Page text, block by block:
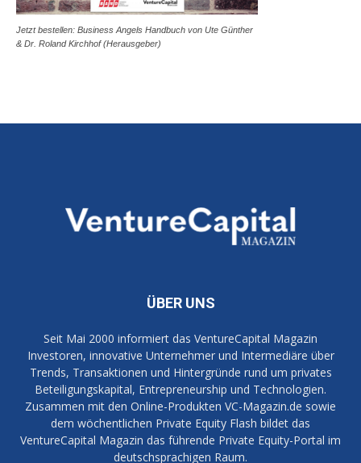
Jetzt bestellen: Business Angels Handbuch von Ute Günther
& Dr. Roland Kirchhof (Herausgeber)
ÜBER UNS
Seit Mai 2000 informiert das VentureCapital Magazin
Investoren, innovative Unternehmer und Intermediäre über
Trends, Transaktionen und Hintergründe rund um privates
Beteiligungskapital, Entrepreneurship und Technologien.
Zusammen mit den Online-Produkten VC-Magazin.de sowie
dem wöchentlichen Private Equity Flash bildet das
VentureCapital Magazin das führende Private Equity-Portal im
deutschsprachigen Raum.